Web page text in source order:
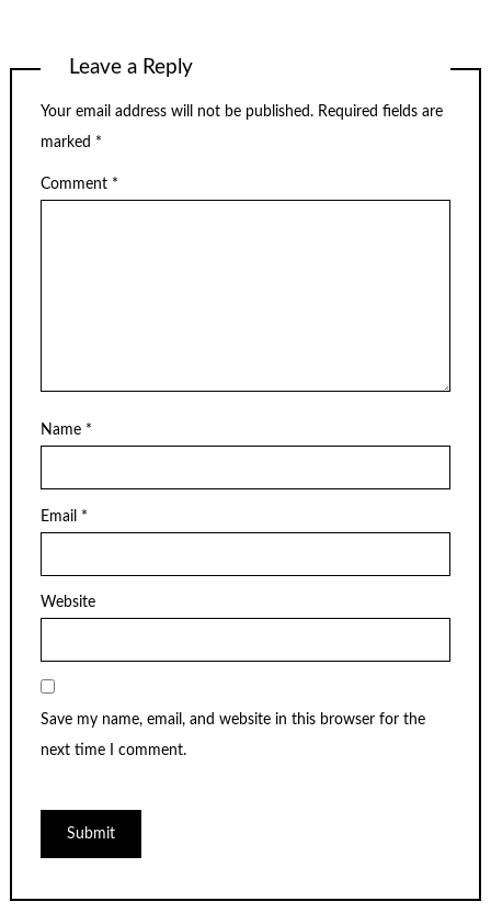
Leave a Reply
Your email address will not be published. Required fields are
marked *
Comment *
Name *
Email *
Website
Save my name, email, and website in this browser for the
next time I comment.